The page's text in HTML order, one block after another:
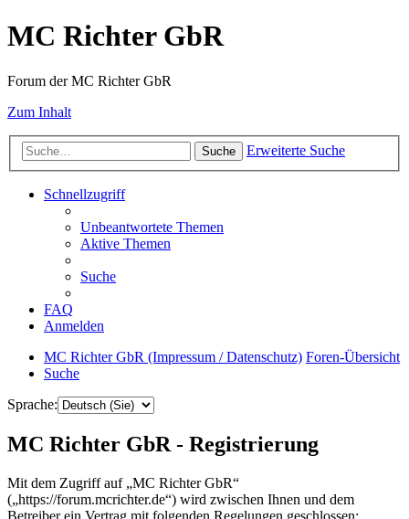
MC Richter GbR
Forum der MC Richter GbR
Zum Inhalt
Suche Erweiterte Suche
Schnellzugriff
Unbeantwortete Themen
Aktive Themen
Suche
FAQ
Anmelden
MC Richter GbR (Impressum / Datenschutz) Foren-Übersicht
Suche
Sprache:
MC Richter GbR - Registrierung
Mit dem Zugriff auf „MC Richter GbR“
(„https://forum.mcrichter.de“) wird zwischen Ihnen und dem